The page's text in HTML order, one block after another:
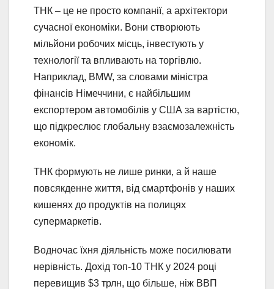
ТНК – це не просто компанії, а архітектори
сучасної економіки. Вони створюють
мільйони робочих місць, інвестують у
технології та впливають на торгівлю.
Наприклад, BMW, за словами міністра
фінансів Німеччини, є найбільшим
експортером автомобілів у США за вартістю,
що підкреслює глобальну взаємозалежність
економік.
ТНК формують не лише ринки, а й наше
повсякденне життя, від смартфонів у наших
кишенях до продуктів на полицях
супермаркетів.
Водночас їхня діяльність може посилювати
нерівність. Дохід топ-10 ТНК у 2024 році
перевищив $3 трлн, що більше, ніж ВВП